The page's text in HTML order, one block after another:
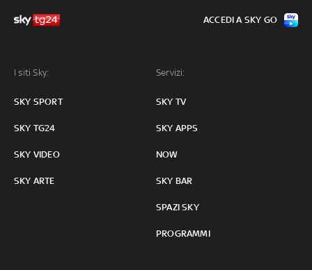
I siti Sky:
SKY SPORT
SKY TG24
SKY VIDEO
SKY ARTE
Servizi:
SKY TV
SKY APPS
NOW
SKY BAR
SPAZI SKY
PROGRAMMI
ACCEDI A SKY GO